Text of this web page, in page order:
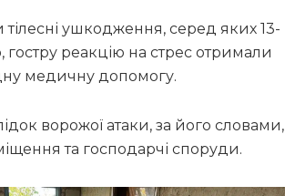
ушкодження, серед яких 13-
гостру реакцію на стрес отримали
медичну допомогу.
ворожої атаки, за його словами,
та господарчі споруди.